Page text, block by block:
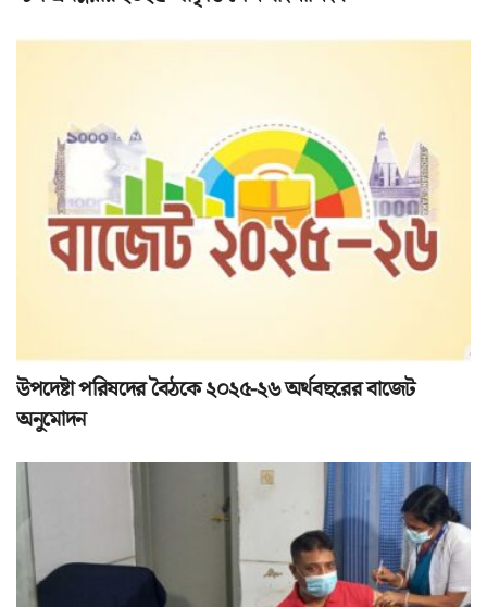
উপদেষ্টা পরিষদের বৈঠকে ২০২৫-২৬ অর্থবছরের বাজেট
অনুমোদন